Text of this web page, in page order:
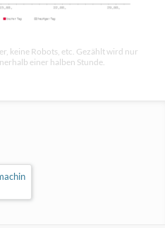
keine Robots, etc. Gezählt wird nur
einer halben Stunde.